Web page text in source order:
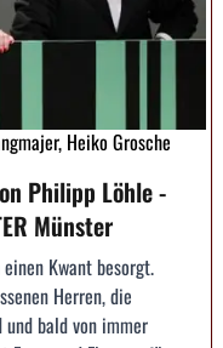
Heiko Grosche
Philipp Löhle -
Münster
Kwant besorgt.
Herren, die
bald von immer